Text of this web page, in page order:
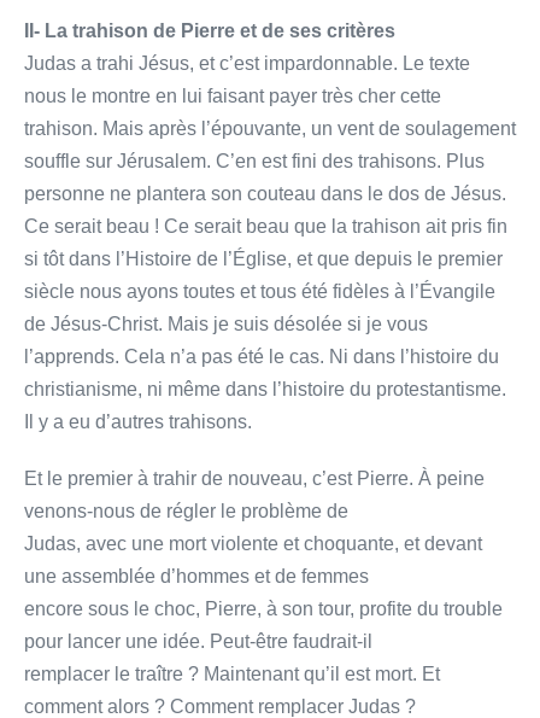
II- La trahison de Pierre et de ses critères
Judas a trahi Jésus, et c’est impardonnable. Le texte
nous le montre en lui faisant payer très cher cette
trahison. Mais après l’épouvante, un vent de soulagement
souffle sur Jérusalem. C’en est fini des trahisons. Plus
personne ne plantera son couteau dans le dos de Jésus.
Ce serait beau ! Ce serait beau que la trahison ait pris fin
si tôt dans l’Histoire de l’Église, et que depuis le premier
siècle nous ayons toutes et tous été fidèles à l’Évangile
de Jésus-Christ. Mais je suis désolée si je vous
l’apprends. Cela n’a pas été le cas. Ni dans l’histoire du
christianisme, ni même dans l’histoire du protestantisme.
Il y a eu d’autres trahisons.
Et le premier à trahir de nouveau, c’est Pierre. À peine
venons-nous de régler le problème de
Judas, avec une mort violente et choquante, et devant
une assemblée d’hommes et de femmes
encore sous le choc, Pierre, à son tour, profite du trouble
pour lancer une idée. Peut-être faudrait-il
remplacer le traître ? Maintenant qu’il est mort. Et
comment alors ? Comment remplacer Judas ?